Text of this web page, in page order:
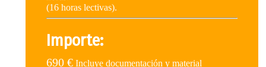
(16 horas lectivas).
Importe:
690 € Incluye documentación y material